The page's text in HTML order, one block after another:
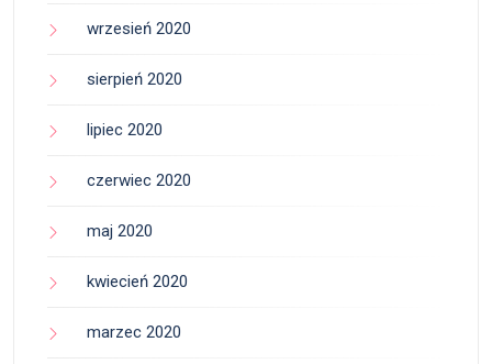
wrzesień 2020
sierpień 2020
lipiec 2020
czerwiec 2020
maj 2020
kwiecień 2020
marzec 2020